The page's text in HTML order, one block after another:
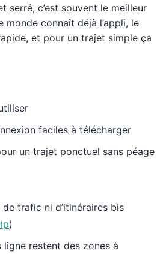
serré, c’est souvent le meilleur
monde connaît déjà l’appli, le
et pour un trajet simple ça
faciles à télécharger
un trajet ponctuel sans péage
trafic ni d’itinéraires bis
)
ligne restent des zones à